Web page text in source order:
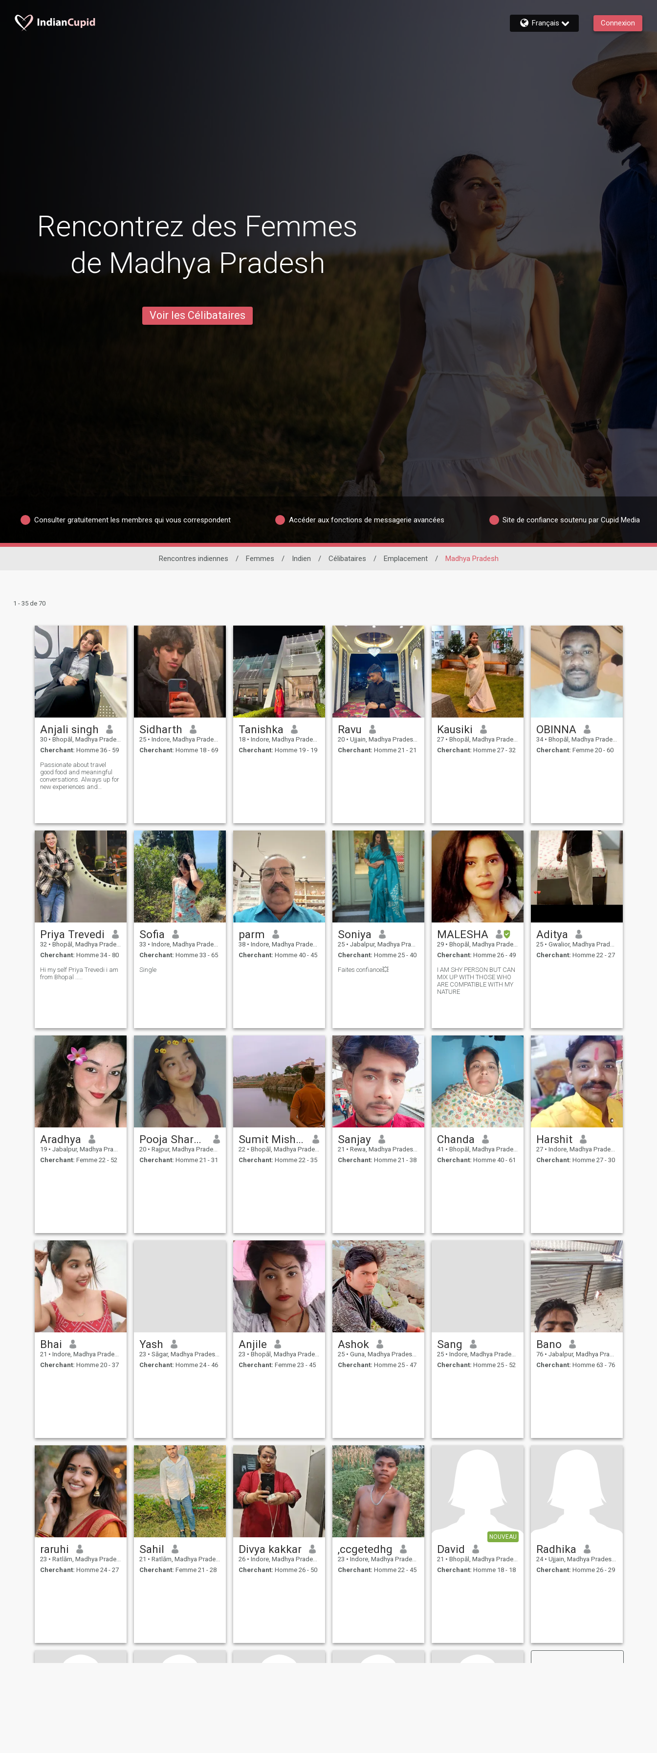
Français Connexion
Rencontrez des Femmes
de Madhya Pradesh
Voir les Célibataires
Consulter gratuitement les membres qui vous correspondent Accéder aux fonctions de messagerie avancées Site de confiance soutenu par Cupid Media
Rencontres indiennes / Femmes / Indien / Célibataires / Emplacement / Madhya Pradesh
1 - 35 de 70
Anjali singh
30 • Bhopāl, Madhya Pradesh, Inde
Cherchant: Homme 36 - 59
Passionate about travel
good food and meaningful
conversations. Always up for
new experiences and
Sidharth
25 • Indore, Madhya Pradesh, Inde
Cherchant: Homme 18 - 69
Tanishka
18 • Indore, Madhya Pradesh, Inde
Cherchant: Homme 19 - 19
Ravu
20 • Ujjain, Madhya Pradesh, Inde
Cherchant: Homme 21 - 21
Kausiki
27 • Bhopāl, Madhya Pradesh, Inde
Cherchant: Homme 27 - 32
OBINNA
34 • Bhopāl, Madhya Pradesh, Inde
Cherchant: Femme 20 - 60
Priya Trevedi
32 • Bhopāl, Madhya Pradesh, Inde
Cherchant: Homme 34 - 80
Hi my self Priya Trevedi i am
from Bhopal .....
Sofia
33 • Indore, Madhya Pradesh, Inde
Cherchant: Homme 33 - 65
Single
parm
38 • Indore, Madhya Pradesh, Inde
Cherchant: Homme 40 - 45
Soniya
25 • Jabalpur, Madhya Pradesh, Inde
Cherchant: Homme 25 - 40
Faites confiance💥
MALESHA
29 • Bhopāl, Madhya Pradesh, Inde
Cherchant: Homme 26 - 49
I AM SHY PERSON BUT CAN
MIX UP WITH THOSE WHO
ARE COMPATIBLE WITH MY
NATURE
Aditya
25 • Gwalior, Madhya Pradesh, Inde
Cherchant: Homme 22 - 27
Aradhya
19 • Jabalpur, Madhya Pradesh, Inde
Cherchant: Femme 22 - 52
Pooja Sharma
20 • Rajpur, Madhya Pradesh, Inde
Cherchant: Homme 21 - 31
Sumit Mishra
22 • Bhopāl, Madhya Pradesh, Inde
Cherchant: Homme 22 - 35
Sanjay
21 • Rewa, Madhya Pradesh, Inde
Cherchant: Homme 21 - 38
Chanda
41 • Bhopāl, Madhya Pradesh, Inde
Cherchant: Homme 40 - 61
Harshit
27 • Indore, Madhya Pradesh, Inde
Cherchant: Homme 27 - 30
Bhai
21 • Indore, Madhya Pradesh, Inde
Cherchant: Homme 20 - 37
Yash
23 • Sāgar, Madhya Pradesh, Inde
Cherchant: Homme 24 - 46
Anjile
23 • Bhopāl, Madhya Pradesh, Inde
Cherchant: Femme 23 - 45
Ashok
25 • Guna, Madhya Pradesh, Inde
Cherchant: Homme 25 - 47
Sang
25 • Indore, Madhya Pradesh, Inde
Cherchant: Homme 25 - 52
Bano
76 • Jabalpur, Madhya Pradesh, Inde
Cherchant: Homme 63 - 76
raruhi
23 • Ratlām, Madhya Pradesh, Inde
Cherchant: Homme 24 - 27
Sahil
21 • Ratlām, Madhya Pradesh, Inde
Cherchant: Femme 21 - 28
Divya kakkar
26 • Indore, Madhya Pradesh, Inde
Cherchant: Homme 26 - 50
,ccgetedhg
23 • Indore, Madhya Pradesh, Inde
Cherchant: Homme 22 - 45
NOUVEAU
David
21 • Bhopāl, Madhya Pradesh, Inde
Cherchant: Homme 18 - 18
Radhika
24 • Ujjain, Madhya Pradesh, Inde
Cherchant: Homme 26 - 29